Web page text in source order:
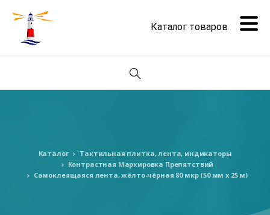
Поиск
Каталог
Тактильная плитка, лента, индикаторы
Контрастная Маркировка Препятствий
Самоклеящаяся лента, жёлто-чёрная 80 мкр (50 мм х 25 м)